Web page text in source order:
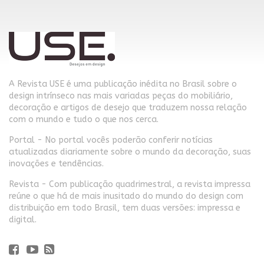
A Revista USE é uma publicação inédita no Brasil sobre o
design intrínseco nas mais variadas peças do mobiliário,
decoração e artigos de desejo que traduzem nossa relação
com o mundo e tudo o que nos cerca.
Portal - No portal vocês poderão conferir notícias
atualizadas diariamente sobre o mundo da decoração, suas
inovações e tendências.
Revista - Com publicação quadrimestral, a revista impressa
reúne o que há de mais inusitado do mundo do design com
distribuição em todo Brasil, tem duas versões: impressa e
digital.